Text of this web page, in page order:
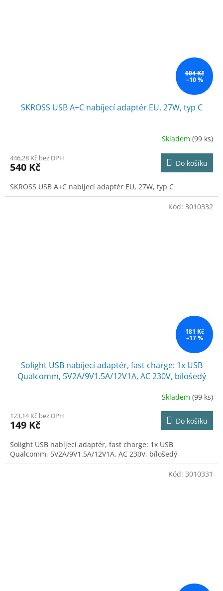
604 Kč
–10 %
SKROSS USB A+C nabíjecí adaptér EU, 27W, typ C
Skladem (99 ks)
446,28 Kč bez DPH
540 Kč Do košíku
SKROSS USB A+C nabíjecí adaptér EU, 27W, typ C
181 Kč
–17 %
Solight USB nabíjecí adaptér, fast charge: 1x USB
Qualcomm, 5V2A/9V1.5A/12V1A, AC 230V, bílošedý
Skladem (99 ks)
123,14 Kč bez DPH
149 Kč Do košíku
Solight USB nabíjecí adaptér, fast charge: 1x USB
Qualcomm, 5V2A/9V1.5A/12V1A, AC 230V, bílošedý
Kód: 3010332
Kód: 3010331